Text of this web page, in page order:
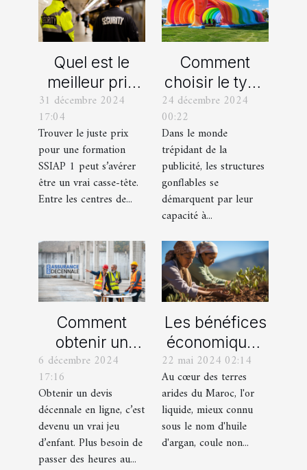
Quel est le
meilleur prix
pour une
formation
SSIAP 1 ?
31 décembre 2024
17:04
Trouver le juste prix
pour une formation
SSIAP 1 peut s’avérer
être un vrai casse-tête.
Entre les centres de...
Comment
choisir le type
de structure
gonflable pour
votre
campagne
publicitaire
24 décembre 2024
00:22
Dans le monde
trépidant de la
publicité, les structures
gonflables se
démarquent par leur
capacité à...
Comment
obtenir un
devis
décennale en
ligne en
quelques clics
?
6 décembre 2024
17:16
Obtenir un devis
décennale en ligne, c’est
devenu un vrai jeu
d’enfant. Plus besoin de
passer des heures au...
Les bénéfices
économiques
de la
production
locale d'huile
d'argan pour
les
22 mai 2024 02:14
Au cœur des terres
arides du Maroc, l'or
liquide, mieux connu
sous le nom d'huile
d'argan, coule non...